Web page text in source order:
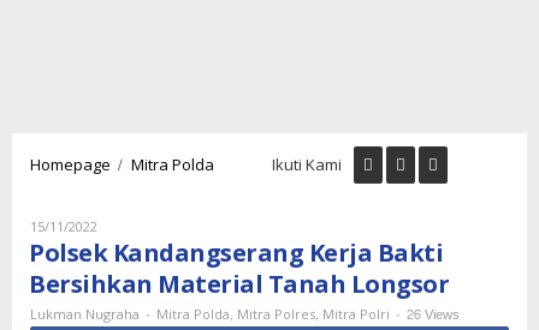
Homepage / Mitra Polda
Bersihkan
Material
Tanah
Longsor
Ikuti Kami
15/11/2022
Lukman
Nugraha
Polsek Kandangserang Kerja Bakti
Bersihkan Material Tanah Longsor
Lukman Nugraha - Mitra Polda, Mitra Polres, Mitra Polri - 26 Views